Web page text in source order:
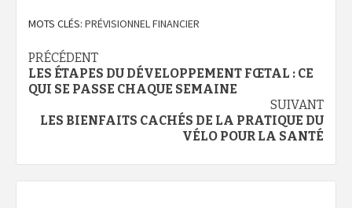
MOTS CLÉS: PRÉVISIONNEL FINANCIER
Navigation
d’article
PRÉCÉDENT
LES ÉTAPES DU DÉVELOPPEMENT FŒTAL : CE
QUI SE PASSE CHAQUE SEMAINE
SUIVANT
LES BIENFAITS CACHÉS DE LA PRATIQUE DU
VÉLO POUR LA SANTÉ